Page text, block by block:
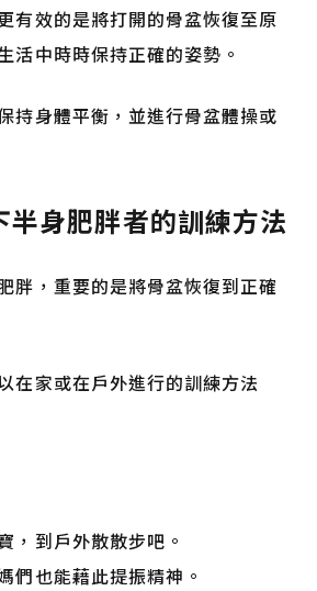
有效的是將打開的骨盆恢復至原
活中時時保持正確的姿勢。
持身體平衡，並進行骨盆體操或
半身肥胖者的訓練方法
胖，重要的是將骨盆恢復到正確
在家或在戶外進行的訓練方法
，到戶外散散步吧。
們也能藉此提振精神。